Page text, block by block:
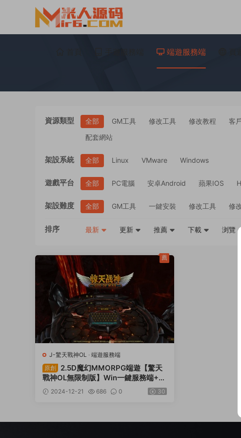
端遊服務端
資源類型 全部 GM工具 修改工具 修改教程 客
配套網站
架設系統 全部 Linux VMware Windows
遊戲平台 全部 PC電腦 安卓Android 蘋果IOS
架設難度 全部 GM工具 一鍵安裝 修改工具 修
排序 最新 更新 推薦 下載 浏覽
J-驚天戰神OL · 端遊服務端
原創
2.5D魔幻MMORPG端遊【驚天
戰神OL無限制版】Win一鍵服務端+P
C客戶端+GM工具+網頁注冊+視頻架
設教程
2024-12-21 686 0 30
薦